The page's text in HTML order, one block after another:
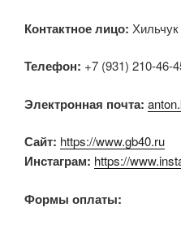
Контактное лицо:
Телефон: +7 (931) 210-46-
Электронная почта:
Сайт: https://www.gb40.ru
Инстаграм: https://
Формы оплаты: